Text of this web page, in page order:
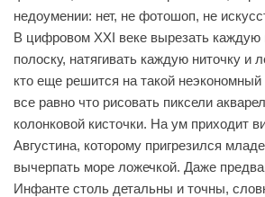
недоумении: нет, не фотошоп, не
В цифровом XXI веке вырезать
полоску, натягивать каждую ниточку и
кто еще решится на такой
все равно что рисовать пиксели
колонковой кисточки. На ум приходит
Августина, которому пригрезился
вычерпать море ложечкой. Даже
Инфанте столь детальны и точны,